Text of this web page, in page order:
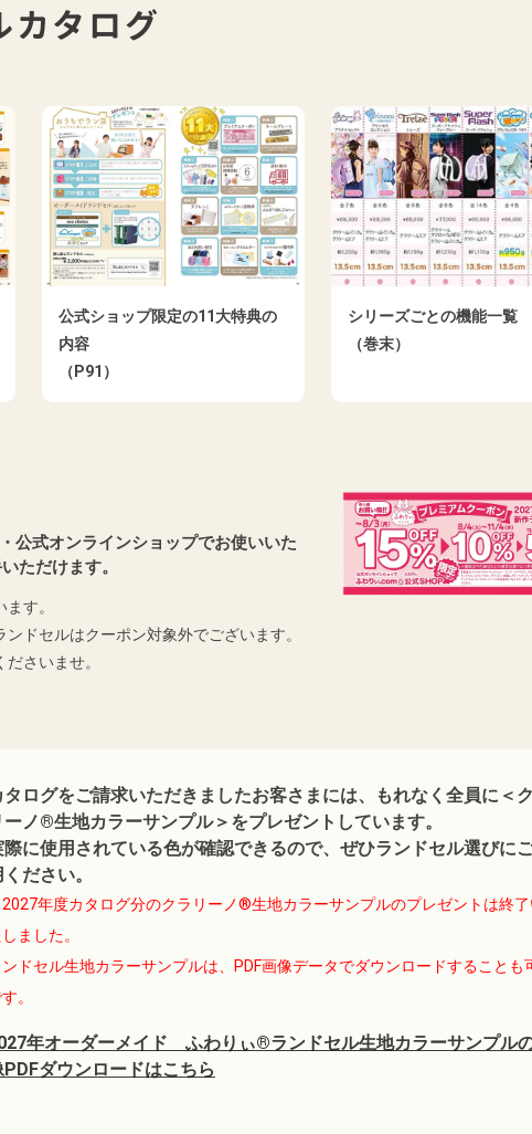
カタログ
公式ショップ限定の11⼤特典の
内容
（P91）
シリーズごとの機能⼀覧
（巻末）
公式オンラインショップでお使いいた
ただけます。
す。
ドセルはクーポン対象外でございます。
さいませ。
タログをご請求いただきましたお客さまには、もれなく全員に＜
ーノ®生地カラーサンプル＞をプレゼントしています。
際に使用されている色が確認できるので、ぜひランドセル選びに
ください。
年度カタログ分のクラリーノ®生地カラーサンプルのプレゼントは終
ました。
ンドセル生地カラーサンプルは、PDF画像データでダウンロードすることも
。
年オーダーメイド ふわりぃ®ランドセル生地カラーサンプル
PDFダウンロードはこちら